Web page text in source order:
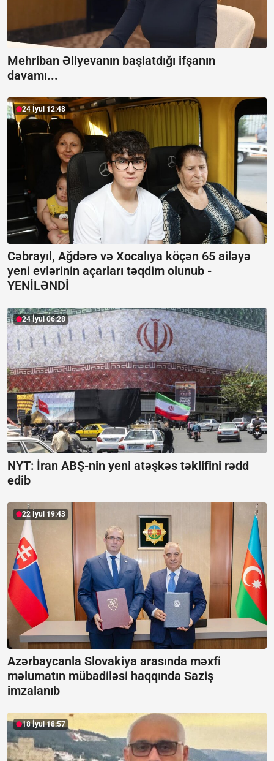
Mehriban Əliyevanın başlatdığı ifşanın
davamı...
24 İyul 12:48
Cəbrayıl, Ağdərə və Xocalıya köçən 65 ailəyə
yeni evlərinin açarları təqdim olunub -
YENİLƏNDİ
24 İyul 06:28
NYT: İran ABŞ-nin yeni atəşkəs təklifini rədd
edib
22 İyul 19:43
Azərbaycanla Slovakiya arasında məxfi
məlumatın mübadiləsi haqqında Saziş
imzalanıb
18 İyul 18:57